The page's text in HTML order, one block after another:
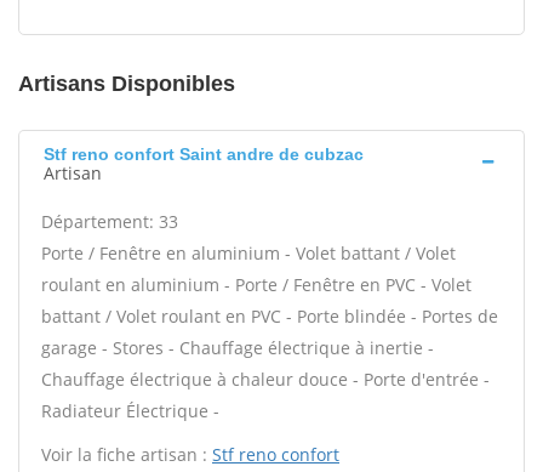
Artisans Disponibles
Stf reno confort Saint andre de cubzac
Artisan
Département: 33
Porte / Fenêtre en aluminium - Volet battant / Volet
roulant en aluminium - Porte / Fenêtre en PVC - Volet
battant / Volet roulant en PVC - Porte blindée - Portes de
garage - Stores - Chauffage électrique à inertie -
Chauffage électrique à chaleur douce - Porte d'entrée -
Radiateur Électrique -
Voir la fiche artisan : Stf reno confort